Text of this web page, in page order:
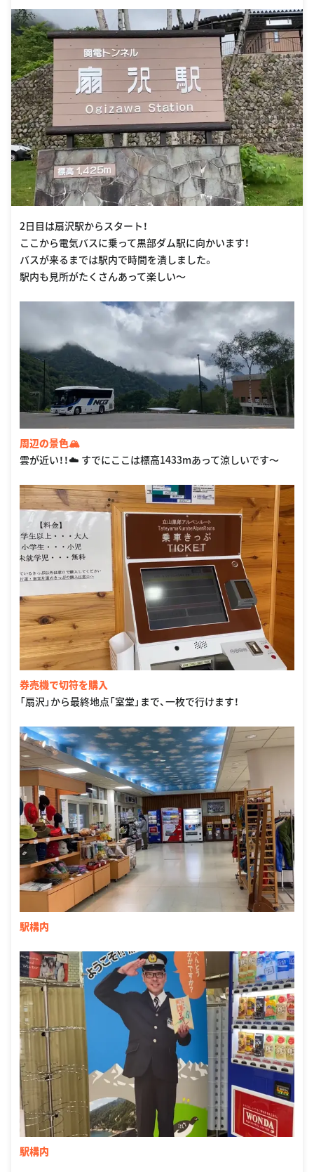
route.com/facilities/station/station09.html
2日目は扇沢駅からスタート！
ここから電気バスに乗って黒部ダム駅に向かいます！
バスが来るまでは駅内で時間を潰しました。
駅内も見所がたくさんあって楽しい〜
周辺の景色🏔
雲が近い！！☁️ すでにここは標高1433mあって涼しいです〜
券売機で切符を購入
「扇沢」から最終地点「室堂」まで、一枚で行けます！
駅構内
駅構内